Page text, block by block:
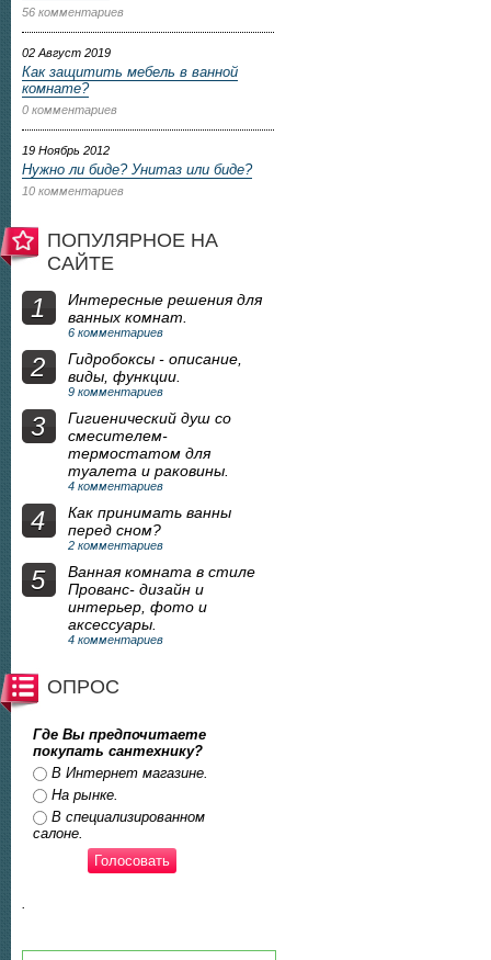
56 комментариев
02 Август 2019
Как защитить мебель в ванной
комнате?
0 комментариев
19 Ноябрь 2012
Нужно ли биде? Унитаз или биде?
10 комментариев
ПОПУЛЯРНОЕ НА
САЙТЕ
1
Интересные решения для
ванных комнат.
6 комментариев
2
Гидробоксы - описание,
виды, функции.
9 комментариев
3
Гигиенический душ со
смесителем-
термостатом для
туалета и раковины.
4 комментариев
4
Как принимать ванны
перед сном?
2 комментариев
5
Ванная комната в стиле
Прованс- дизайн и
интерьер, фото и
аксессуары.
4 комментариев
ОПРОС
Где Вы предпочитаете
покупать сантехнику?
Ответы
В Интернет магазине.
На рынке.
В специализированном
салоне.